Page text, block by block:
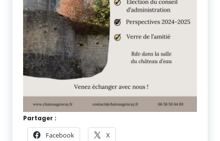
Partager :
Facebook X